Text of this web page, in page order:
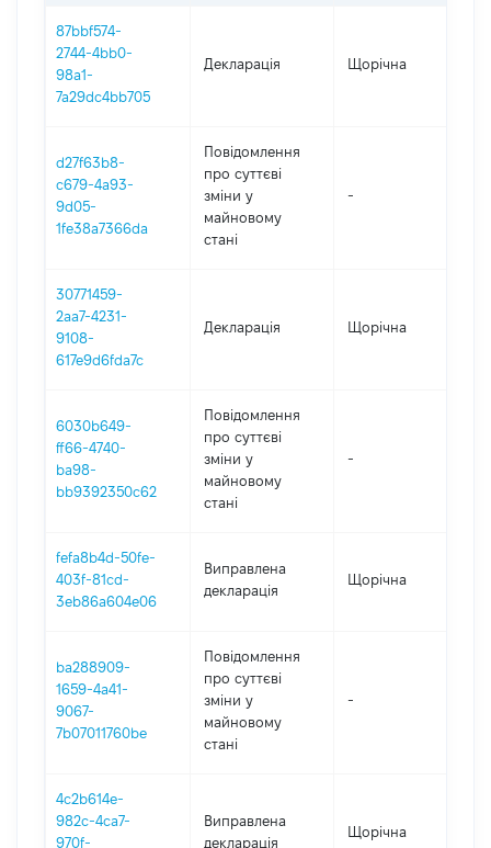
87bbf574-
2744-4bb0-
98a1-
7a29dc4bb705
Декларація Щорічна
d27f63b8-
c679-4a93-
9d05-
1fe38a7366da
Повідомлення
про суттєві
зміни y
майновому
стані
-
30771459-
2aa7-4231-
9108-
617e9d6fda7c
Декларація Щорічна
6030b649-
ff66-4740-
ba98-
bb9392350c62
Повідомлення
про суттєві
зміни y
майновому
стані
-
fefa8b4d-50fe-
403f-81cd-
3eb86a604e06
Виправлена
декларація
Щорічна
ba288909-
1659-4a41-
9067-
7b07011760be
Повідомлення
про суттєві
зміни y
майновому
стані
-
4c2b614e-
982c-4ca7-
970f-
Виправлена
декларація
Щорічна